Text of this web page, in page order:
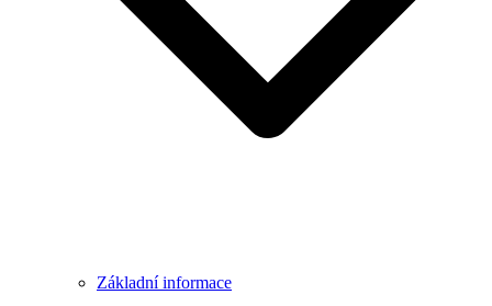
Základní informace